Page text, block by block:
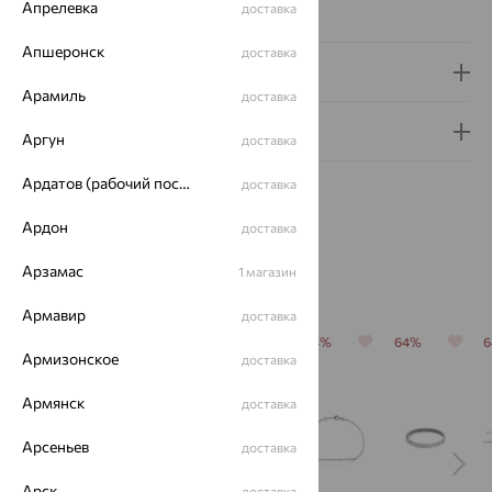
Сертификаты на камни
Гарантия и возврат
Похожие изделия
64% 64%
Апрелевка доставка
Апшеронск доставка
Арамиль доставка
Аргун доставка
Ардатов (рабочий поселок) доставка
Ардон доставка
Арзамас 1 магазин
Армавир доставка
Армизонское доставка
Армянск доставка
Арсеньев доставка